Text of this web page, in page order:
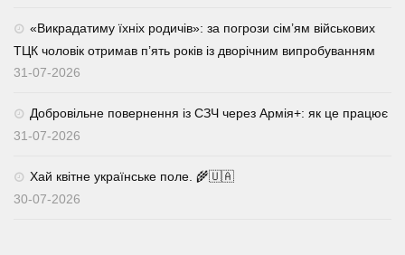
«Викрадатиму їхніх родичів»: за погрози сім’ям військових
ТЦК чоловік отримав п’ять років із дворічним випробуванням
31-07-2026
Добровільне повернення із СЗЧ через Армія+: як це працює
31-07-2026
Хай квітне українське поле. 🌾🇺🇦
30-07-2026